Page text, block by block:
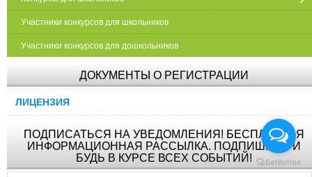
Участники конкурсов для школьников
Участники конкурсов для дошкольников
ДОКУМЕНТЫ О РЕГИСТРАЦИИ
ЛИЦЕНЗИЯ
ПОДПИСАТЬСЯ НА УВЕДОМЛЕНИЯ! БЕСПЛАТНАЯ
ИНФОРМАЦИОННАЯ РАССЫЛКА. ПОДПИШИСЬ И
БУДЬ В КУРСЕ ВСЕХ СОБЫТИЙ!